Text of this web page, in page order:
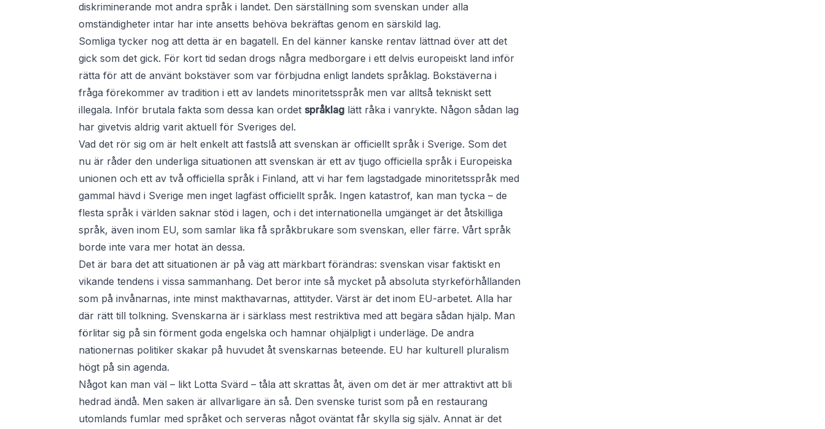
diskriminerande mot andra språk i landet. Den särställning som svenskan under alla
omständigheter intar har inte ansetts behöva bekräftas genom en särskild lag.
Somliga tycker nog att detta är en bagatell. En del känner kanske rentav lättnad över att det
gick som det gick. För kort tid sedan drogs några medborgare i ett delvis europeiskt land inför
rätta för att de använt bokstäver som var förbjudna enligt landets språklag. Bokstäverna i
fråga förekommer av tradition i ett av landets minoritetsspråk men var alltså tekniskt sett
illegala. Inför brutala fakta som dessa kan ordet språklag lätt råka i vanrykte. Någon sådan lag
har givetvis aldrig varit aktuell för Sveriges del.
Vad det rör sig om är helt enkelt att fastslå att svenskan är officiellt språk i Sverige. Som det
nu är råder den underliga situationen att svenskan är ett av tjugo officiella språk i Europeiska
unionen och ett av två officiella språk i Finland, att vi har fem lagstadgade minoritetsspråk med
gammal hävd i Sverige men inget lagfäst officiellt språk. Ingen katastrof, kan man tycka – de
flesta språk i världen saknar stöd i lagen, och i det internationella umgänget är det åtskilliga
språk, även inom EU, som samlar lika få språkbrukare som svenskan, eller färre. Vårt språk
borde inte vara mer hotat än dessa.
Det är bara det att situationen är på väg att märkbart förändras: svenskan visar faktiskt en
vikande tendens i vissa sammanhang. Det beror inte så mycket på absoluta styrkeförhållanden
som på invånarnas, inte minst makthavarnas, attityder. Värst är det inom EU-arbetet. Alla har
där rätt till tolkning. Svenskarna är i särklass mest restriktiva med att begära sådan hjälp. Man
förlitar sig på sin förment goda engelska och hamnar ohjälpligt i underläge. De andra
nationernas politiker skakar på huvudet åt svenskarnas beteende. EU har kulturell pluralism
högt på sin agenda.
Något kan man väl – likt Lotta Svärd – tåla att skrattas åt, även om det är mer attraktivt att bli
hedrad ändå. Men saken är allvarligare än så. Den svenske turist som på en restaurang
utomlands fumlar med språket och serveras något oväntat får skylla sig själv. Annat är det